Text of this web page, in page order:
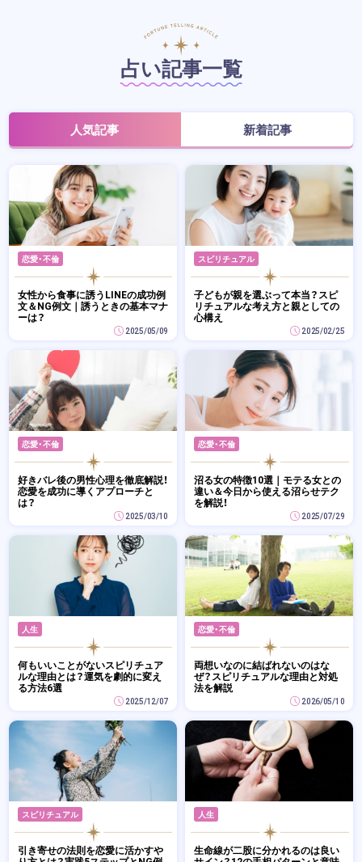
占い記事一覧
人気記事 新着記事
恋愛・不倫
女性から食事に誘うLINEの成功例
文＆NG例文｜誘うときの基本マナ
ーは？
2025/05/09
スピリチュアル
子どもが親を選ぶって本当？スピ
リチュアルな考え方と親としての
心構え
2025/02/25
恋愛・不倫
好きバレ後の男性心理を徹底解説！
恋愛を成功に導くアプローチと
は？
2025/03/10
恋愛・不倫
沼る女の特徴10選｜モテる女との
違い＆今日から使える沼らせテク
を解説！
2025/07/29
人生
何もいいことがないスピリチュア
ルな理由とは？運気を劇的に変え
る方法6選
2025/12/07
恋愛・不倫
両想いなのに結ばれないのはな
ぜ？スピリチュアルな理由と対処
法を解説
2026/05/10
スピリチュアル
引き寄せの法則を恋愛に活かすや
人生
生命線が二股に分かれるのは良い